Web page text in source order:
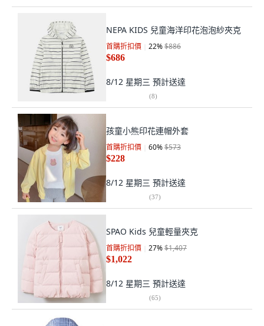
NEPA KIDS 兒童海洋印花泡泡紗夾克
首購折扣價 22%$886
$686
8/12 星期三 預計送達
(8)
孩童小熊印花連帽外套
首購折扣價 60%$573
$228
8/12 星期三 預計送達
(37)
SPAO Kids 兒童輕量夾克
首購折扣價 27%$1,407
$1,022
8/12 星期三 預計送達
(65)